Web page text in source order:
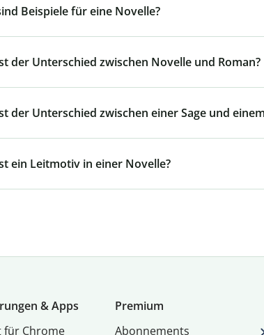
Beispiele für eine Novelle?
der Unterschied zwischen Novelle und Roman?
der Unterschied zwischen einer Sage und
ein Leitmotiv in einer Novelle?
& Apps
für Chrome
Premium
Abon­ne­ments